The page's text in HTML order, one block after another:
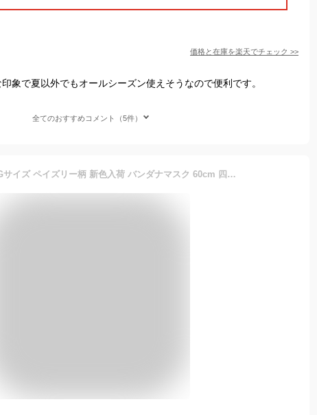
価格と在庫を楽天でチェック >>
象で夏以外でもオールシーズン使えそうなので便利です。
全てのおすすめコメント（5件）
大判バンダナ BIGサイズ ペイズリー柄 新色入荷 バンダナマスク 60cm 四方 ha-301-306 ポイント消化 ハロウィン お揃い 衣装 メンズ レディース おしゃれ エスニック ハンカチ 帽子 大きいサイズ キッズ ターバン 室内帽子 ギフト プレゼント あす楽 即納